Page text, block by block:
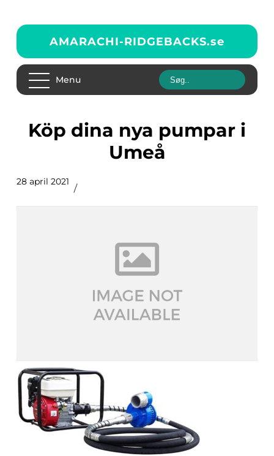
AMARACHI-RIDGEBACKS.se
Menu
Köp dina nya pumpar i
Umeå
28 april 2021